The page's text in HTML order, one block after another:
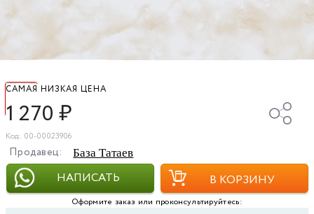
САМАЯ НИЗКАЯ ЦЕНА
1 270₽
Код: 00-00023906
Продавец: База Татаев
НАПИСАТЬ В КОРЗИНУ
Оформите заказ или проконсультируйтесь: